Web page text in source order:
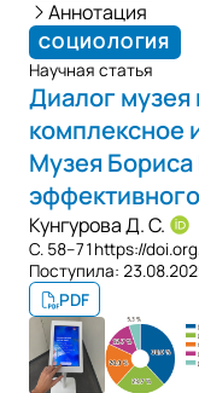
Аннотация
СОЦИОЛОГИЯ
Научная статья
Диалог музея
комплексное
Музея Бориса
Кунгурова Д. С.
С. 58–71https://
Поступила:
PDF